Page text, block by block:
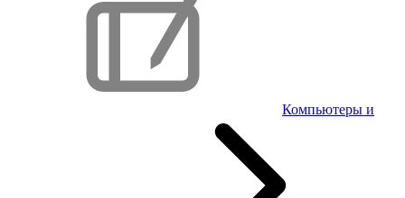
Компьютеры и